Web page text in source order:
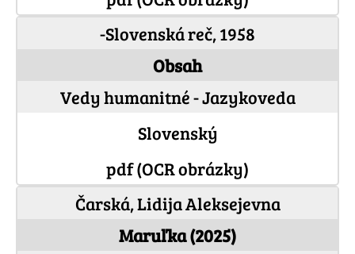
-Slovenská reč, 1958
Obsah
Vedy humanitné - Jazykoveda
Slovenský
pdf (OCR obrázky)
Čarská, Lidija Aleksejevna
Maruľka (2025)